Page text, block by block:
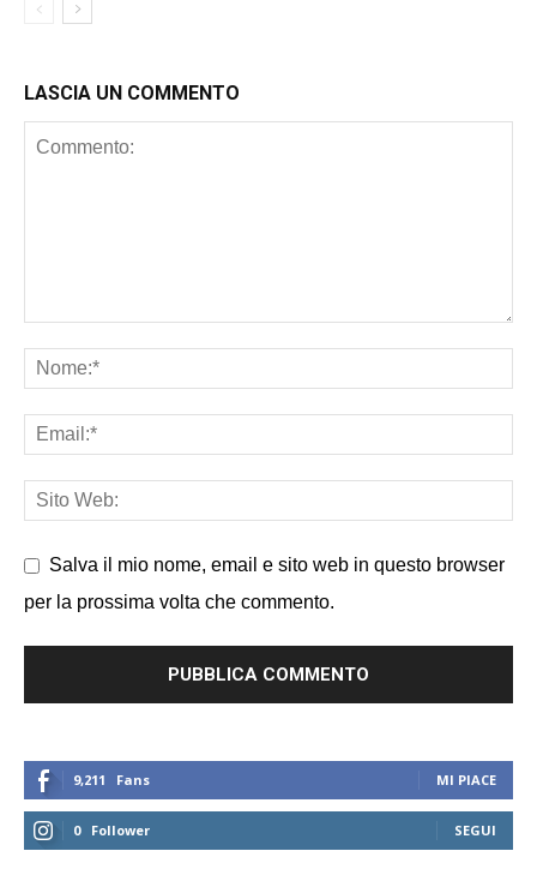
LASCIA UN COMMENTO
Salva il mio nome, email e sito web in questo browser
per la prossima volta che commento.
9,211 Fans MI PIACE
0 Follower SEGUI